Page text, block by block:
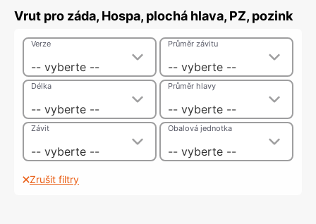
Vrut pro záda, Hospa, plochá hlava, PZ, pozink
-- vyberte --
Verze
-- vyberte --
Průměr závitu
-- vyberte --
Délka
-- vyberte --
Průměr hlavy
-- vyberte --
Závit
-- vyberte --
Obalová jednotka
Zrušit filtry